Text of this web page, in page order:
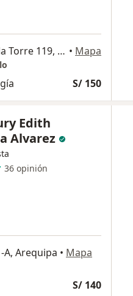
Calle Francisco Gómez de la Torre 119, Urb. Victoria, Arequipa, Arequipa • Mapa
S/ 150
Edith
Alvarez
36 opinión
A, Arequipa • Mapa
S/ 140